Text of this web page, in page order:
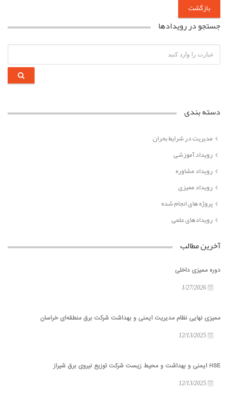
بازگشت
جستجو در رویدادها
دسته بندی
مدیریت در شرایط بحران
رویداد آموزشی
رویداد مشاوره
رویداد ممیزی
پروژه های انجام شده
رویدادهای علمی
آخرین مطالب
دوره ممیزی داخلی
ممیزی نهایی نظام مدیریت ایمنی و بهداشت شرکت برق منطقه‌ای خراسان
HSE ایمنی و بهداشت و محیط زیست شرکت توزیع نیروی برق شیراز